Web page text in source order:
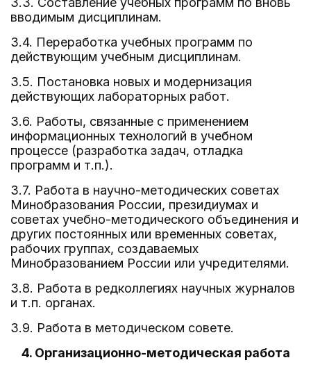
вводимым дисциплинам.
3.4. Переработка учебных программ по
действующим учебным дисциплинам.
3.5. Постановка новых и модернизация
действующих лабораторных работ.
3.6. Работы, связанные с применением
информационных технологий в учебном
процессе (разработка задач, отладка
программ и т.п.).
3.7. Работа в научно-методических советах
Минобразования России, президиумах и
советах учебно-методического объединения и
других постоянных или временных советах,
рабочих группах, создаваемых
Минобразованием России или учредителями.
3.8. Работа в редколлегиях научных журналов
и т.п. органах.
3.9. Работа в методическом совете.
4. Организационно-методическая работа